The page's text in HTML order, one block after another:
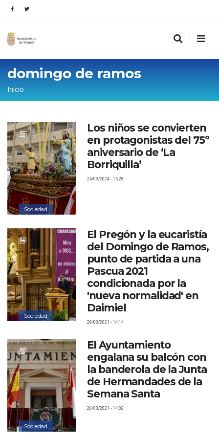
domingo de ramos
Sobrescribir
enlaces
de
ayuda
a
la
navegación
Inicio
Sociedad
Los niños se convierten
en protagonistas del 75º
aniversario de ‘La
Borriquilla’
24/03/2024 - 15:28
Sociedad
El Pregón y la eucaristía
del Domingo de Ramos,
punto de partida a una
Pascua 2021
condicionada por la
'nueva normalidad' en
Daimiel
29/03/2021 - 14:14
Sociedad
El Ayuntamiento
engalana su balcón con
la banderola de la Junta
de Hermandades de la
Semana Santa
26/03/2021 - 14:02